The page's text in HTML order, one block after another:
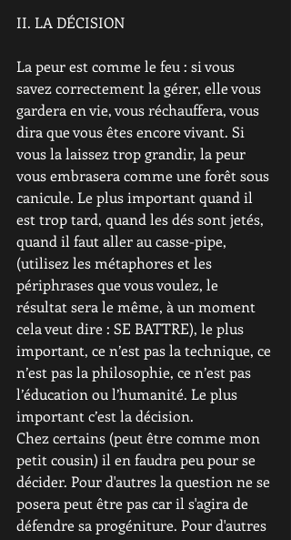
II. LA DÉCISION
La peur est comme le feu : si vous
savez correctement la gérer, elle vous
gardera en vie, vous réchauffera, vous
dira que vous êtes encore vivant. Si
vous la laissez trop grandir, la peur
vous embrasera comme une forêt sous
canicule. Le plus important quand il
est trop tard, quand les dés sont jetés,
quand il faut aller au casse-pipe,
(utilisez les métaphores et les
périphrases que vous voulez, le
résultat sera le même, à un moment
cela veut dire : SE BATTRE), le plus
important, ce n’est pas la technique, ce
n’est pas la philosophie, ce n’est pas
l’éducation ou l’humanité. Le plus
important c’est la décision.
Chez certains (peut être comme mon
petit cousin) il en faudra peu pour se
décider. Pour d'autres la question ne se
posera peut être pas car il s'agira de
défendre sa progéniture. Pour d'autres